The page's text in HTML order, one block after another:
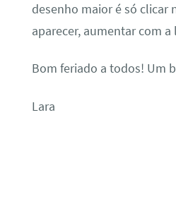
desenho maior é só clicar
aparecer, aumentar com
Bom feriado a todos! Um
Lara